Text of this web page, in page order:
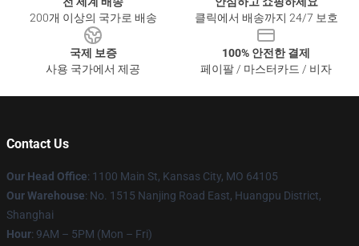
200개 이상의 국가로 배송
클릭에서 배송까지 24/7 보호
국제 보증
사용 국가에서 제공
100% 안전한 결제
페이팔 / 마스터카드 / 비자
Contact Us
Our Head Office: 1100 Main St, Kansas City, MO 64105
Our Warehouse: No. 1515 Nanjing Road East, Huangpu District,
Shanghai
Hour: 9AM – 5PM (Mon – Fri)